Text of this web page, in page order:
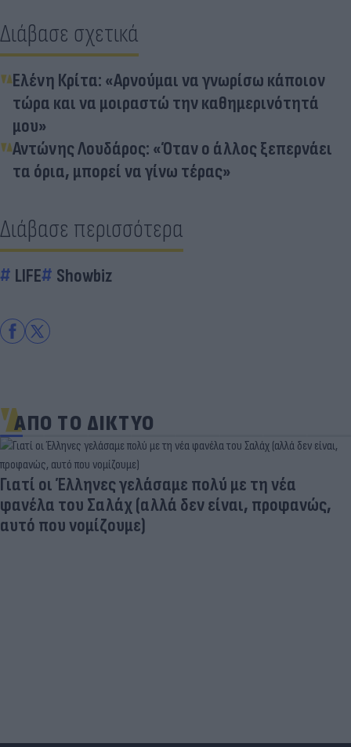
Διάβασε σχετικά
Ελένη Κρίτα: «Αρνούμαι να γνωρίσω κάποιον
τώρα και να μοιραστώ την καθημερινότητά
μου»
Αντώνης Λουδάρος: «Όταν ο άλλος ξεπερνάει
τα όρια, μπορεί να γίνω τέρας»
Διάβασε περισσότερα
LIFE Showbiz
ΑΠΟ ΤΟ ΔΙΚΤΥΟ
Γιατί οι Έλληνες γελάσαμε πολύ με τη νέα
φανέλα του Σαλάχ (αλλά δεν είναι, προφανώς,
αυτό που νομίζουμε)